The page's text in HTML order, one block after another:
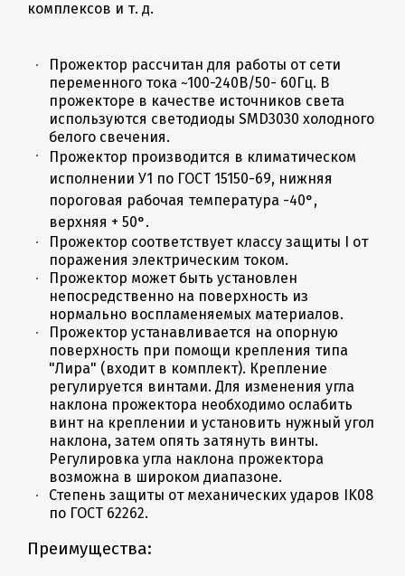
комплексов и т. д.
Прожектор рассчитан для работы от сети
переменного тока ~100-240В/50- 60Гц. В
прожекторе в качестве источников света
используются светодиоды SMD3030 холодного
белого свечения.
Прожектор производится в климатическом
исполнении У1 по ГОСТ 15150-69, нижняя
пороговая рабочая температура -40°,
верхняя + 50°.
Прожектор соответствует классу защиты I от
поражения электрическим током.
Прожектор может быть установлен
непосредственно на поверхность из
нормально воспламеняемых материалов.
Прожектор устанавливается на опорную
поверхность при помощи крепления типа
"Лира" (входит в комплект). Крепление
регулируется винтами. Для изменения угла
наклона прожектора необходимо ослабить
винт на креплении и установить нужный угол
наклона, затем опять затянуть винты.
Регулировка угла наклона прожектора
возможна в широком диапазоне.
Степень защиты от механических ударов IK08
по ГОСТ 62262.
Преимущества: